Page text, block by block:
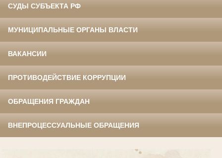
СУДЫ СУБЪЕКТА РФ
МУНИЦИПАЛЬНЫЕ ОРГАНЫ ВЛАСТИ
ВАКАНСИИ
ПРОТИВОДЕЙСТВИЕ КОРРУПЦИИ
ОБРАЩЕНИЯ ГРАЖДАН
ВНЕПРОЦЕССУАЛЬНЫЕ ОБРАЩЕНИЯ